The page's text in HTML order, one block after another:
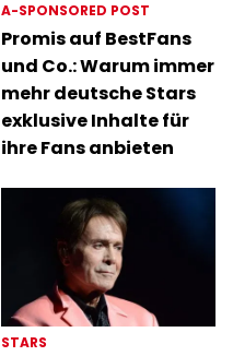
A-SPONSORED POST
Promis auf BestFans
und Co.: Warum immer
mehr deutsche Stars
exklusive Inhalte für
ihre Fans anbieten
STARS